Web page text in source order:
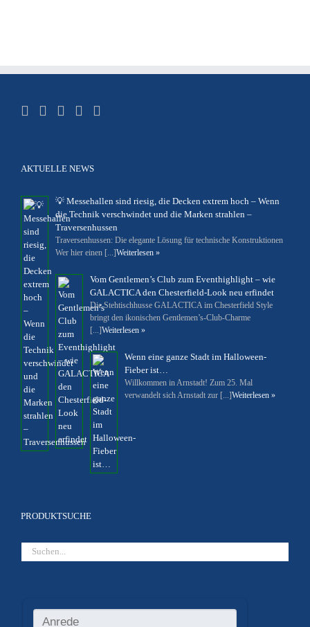
AKTUELLE NEWS
💡 Messehallen sind riesig, die Decken extrem hoch – Wenn
die Technik verschwindet und die Marken strahlen –
Traversenhussen
Traversenhussen: Die elegante Lösung für technische Konstruktionen
Wer hier einen [...]Weiterlesen »
Vom Gentlemen’s Club zum Eventhighlight – wie
GALACTICA den Chesterfield-Look neu erfindet
Die Stehtischhusse GALACTICA im Chesterfield Style
bringt den ikonischen Gentlemen’s-Club-Charme
[...]Weiterlesen »
Wenn eine ganze Stadt im Halloween-
Fieber ist…
Willkommen in Arnstadt! Zum 25. Mal
verwandelt sich Arnstadt zur [...]Weiterlesen »
PRODUKTSUCHE